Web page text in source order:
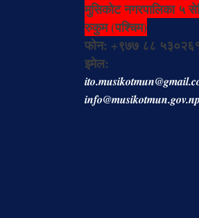
मुसिकोट नगरपालिका ५
रुकुम (पश्चिम)
फोन: +९७७ ८८
इमेल:
info@musikotmun.gov.np